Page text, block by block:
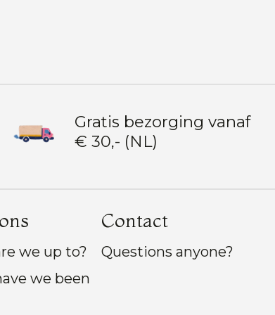
Gratis bezorging vanaf
€ 30,- (NL)
we up to?
we been
Contact
Questions anyone?